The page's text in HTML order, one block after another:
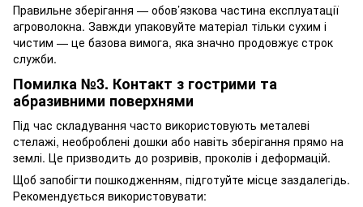
Правильне зберігання — обов’язкова частина експлуатації
агроволокна. Завжди упаковуйте матеріал тільки сухим і
чистим — це базова вимога, яка значно продовжує строк
служби.
Помилка №3. Контакт з гострими та
абразивними поверхнями
Під час складування часто використовують металеві
стелажі, необроблені дошки або навіть зберігання прямо на
землі. Це призводить до розривів, проколів і деформацій.
Щоб запобігти пошкодженням, підготуйте місце заздалегідь.
Рекомендується використовувати: